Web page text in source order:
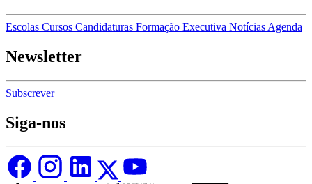
Escolas Cursos Candidaturas Formação Executiva Notícias Agenda
Newsletter
Subscrever
Siga-nos